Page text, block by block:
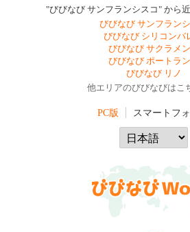
"びびなび サンフランシスコ" から
びびなび サンフラン
びびなび シリコンバ
びびなび サクラメ
びびなび ポートラ
びびなび リノ
他エリアのびびなびはこ
PC版 スマートフ